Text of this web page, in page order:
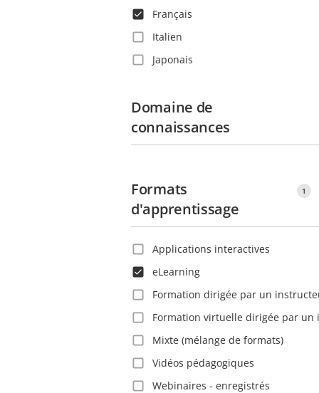
Canada
Chili
Chine
Corée
Costa Rica
Dominique
Espagne
Estonie
Ethiopie
Finlande
France
Ghana
Grenade
Guadeloupe
Français
Italien
Japonais
Polonais
Portugais
Slovaque
Suédois
Domaine de
connaissances
Formats
d'apprentissage
1
Applications interactives
eLearning
Formation dirigée par un
Formation virtuelle dirigée par un
Mixte (mélange de formats)
Vidéos pédagogiques
Webinaires - enregistrés